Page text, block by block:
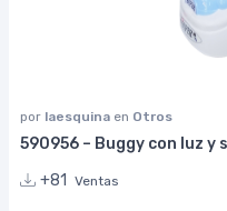
por laesquina en Otros
590956 – Buggy con luz y
+81
Ventas